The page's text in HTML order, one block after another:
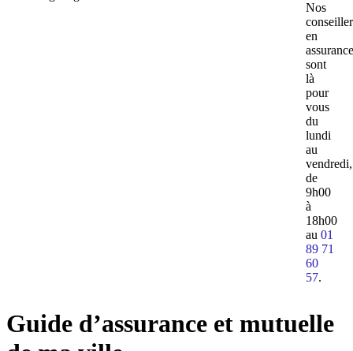
Nos
en
assurance
sont
là
pour
vous
du
lundi
au
vendredi,
de
9h00
à
18h00
au 01
89 71
60
57.
Guide d’assurance et mutuelle